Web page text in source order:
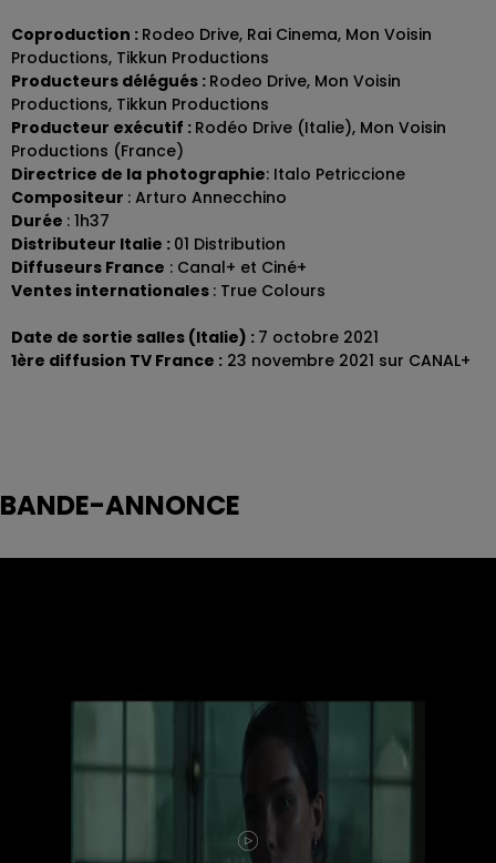
Coproduction : Rodeo Drive, Rai Cinema, Mon Voisin
Productions, Tikkun Productions
Producteurs délégués : Rodeo Drive, Mon Voisin
Productions, Tikkun Productions
Producteur exécutif : Rodéo Drive (Italie), Mon Voisin
Productions (France)
Directrice de la photographie: Italo Petriccione
Compositeur : Arturo Annecchino
Durée : 1h37
Distributeur Italie : 01 Distribution
Diffuseurs France : Canal+ et Ciné+
Ventes internationales : True Colours
Date de sortie salles (Italie) : 7 octobre 2021
1ère diffusion TV France : 23 novembre 2021 sur CANAL+
BANDE-ANNONCE